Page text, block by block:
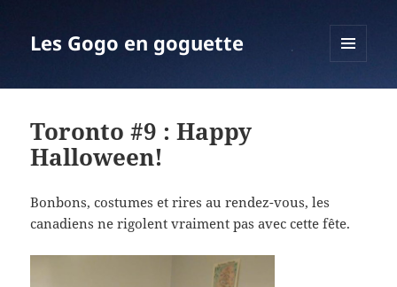
Les Gogo en goguette
Toronto #9 : Happy
Halloween!
Bonbons, costumes et rires au rendez-vous, les
canadiens ne rigolent vraiment pas avec cette fête.